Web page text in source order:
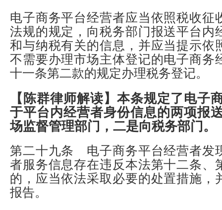
电子商务平台经营者应当依照税收征
法规的规定，向税务部门报送平台内
和与纳税有关的信息，并应当提示依
不需要办理市场主体登记的电子商务
十一条第二款的规定办理税务登记。
【陈群律师解读】 本条规定了电子
于平台内经营者身份信息的两项报
场监督管理部门，二是向税务部门。
第二十九条 电子商务平台经营者发
者服务信息存在违反本法第十二条、
的，应当依法采取必要的处置措施，
报告。